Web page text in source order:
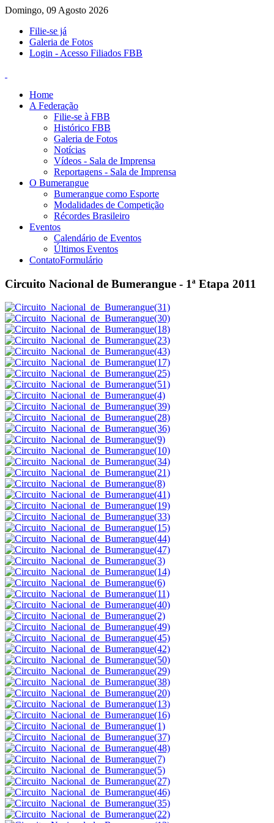
Domingo, 09 Agosto 2026
Filie-se já
Galeria de Fotos
Login - Acesso Filiados FBB
Home
A Federação
Filie-se à FBB
Histórico FBB
Galeria de Fotos
Notícias
Vídeos - Sala de Imprensa
Reportagens - Sala de Imprensa
O Bumerangue
Bumerangue como Esporte
Modalidades de Competição
Récordes Brasileiro
Eventos
Calendário de Eventos
Últimos Eventos
ContatoFormulário
Circuito Nacional de Bumerangue - 1ª Etapa 2011